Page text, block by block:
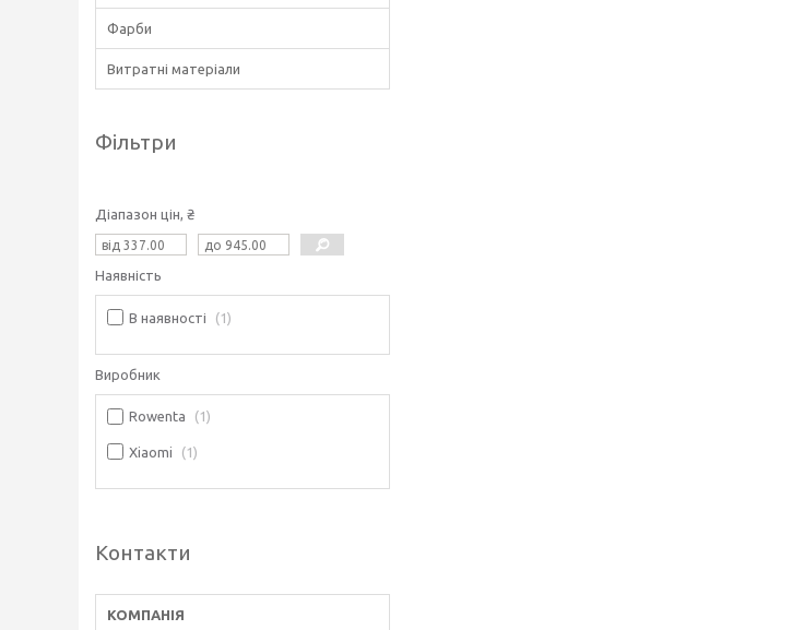
Фарби
Витратні матеріали
Фільтри
Діапазон цін, ₴
Наявність
В наявності 1
Виробник
Rowenta 1
Xiaomi 1
Контакти